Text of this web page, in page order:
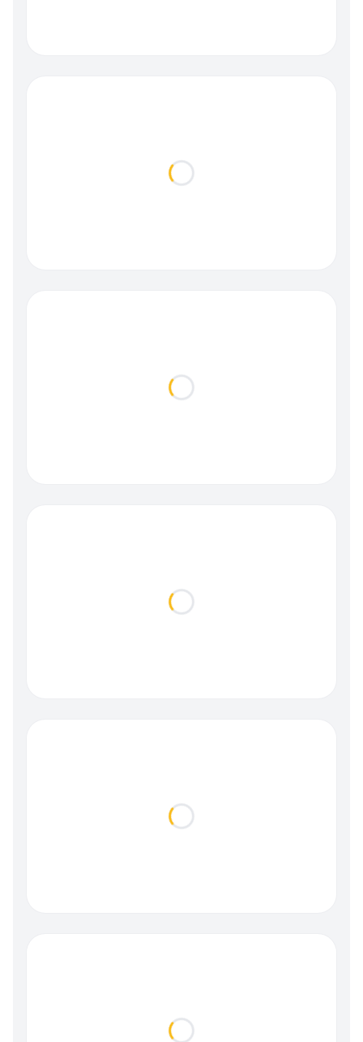
Loading...
Loading...
Loading...
Loading...